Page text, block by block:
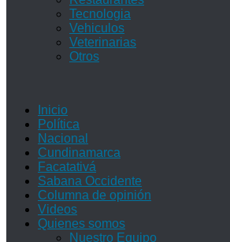
Tecnologia
Vehiculos
Veterinarias
Otros
Inicio
Política
Nacional
Cundinamarca
Facatativá
Sabana Occidente
Columna de opinión
Videos
Quienes somos
Nuestro Equipo